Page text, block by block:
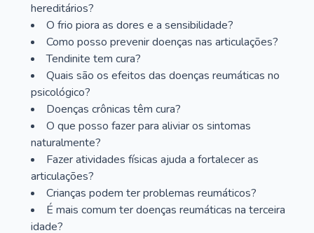
hereditários?
O frio piora as dores e a sensibilidade?
Como posso prevenir doenças nas articulações?
Tendinite tem cura?
Quais são os efeitos das doenças reumáticas no
psicológico?
Doenças crônicas têm cura?
O que posso fazer para aliviar os sintomas
naturalmente?
Fazer atividades físicas ajuda a fortalecer as
articulações?
Crianças podem ter problemas reumáticos?
É mais comum ter doenças reumáticas na terceira
idade?